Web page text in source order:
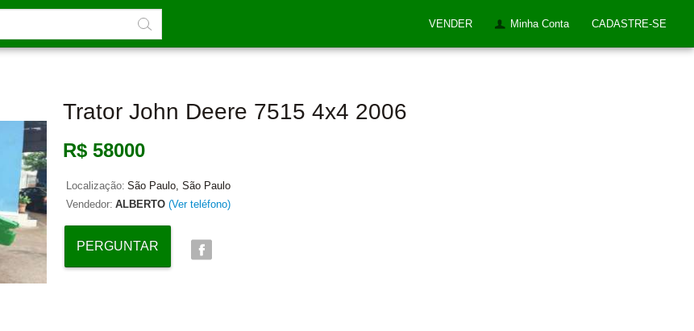
VENDER Minha Conta CADASTRE-SE
Trator John Deere 7515 4x4 2006
R$ 58000
Localização: São Paulo, São Paulo
Vendedor: ALBERTO (Ver teléfono)
PERGUNTAR